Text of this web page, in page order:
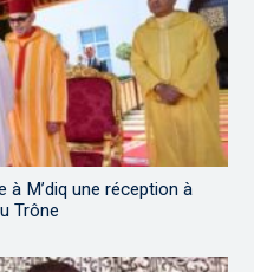
à M’diq une réception à
Trône